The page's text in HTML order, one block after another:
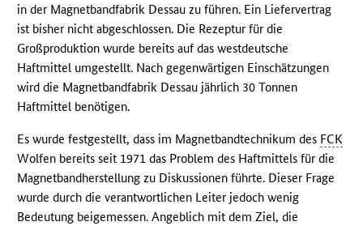
in der Magnetbandfabrik Dessau zu führen. Ein Liefervertrag
ist bisher nicht abgeschlossen. Die Rezeptur für die
Großproduktion wurde bereits auf das westdeutsche
Haftmittel umgestellt. Nach gegenwärtigen Einschätzungen
wird die Magnetbandfabrik Dessau jährlich 30 Tonnen
Haftmittel benötigen.
Es wurde festgestellt, dass im Magnetbandtechnikum des FCK
Wolfen bereits seit 1971 das Problem des Haftmittels für die
Magnetbandherstellung zu Diskussionen führte. Dieser Frage
wurde durch die verantwortlichen Leiter jedoch wenig
Bedeutung beigemessen. Angeblich mit dem Ziel, die